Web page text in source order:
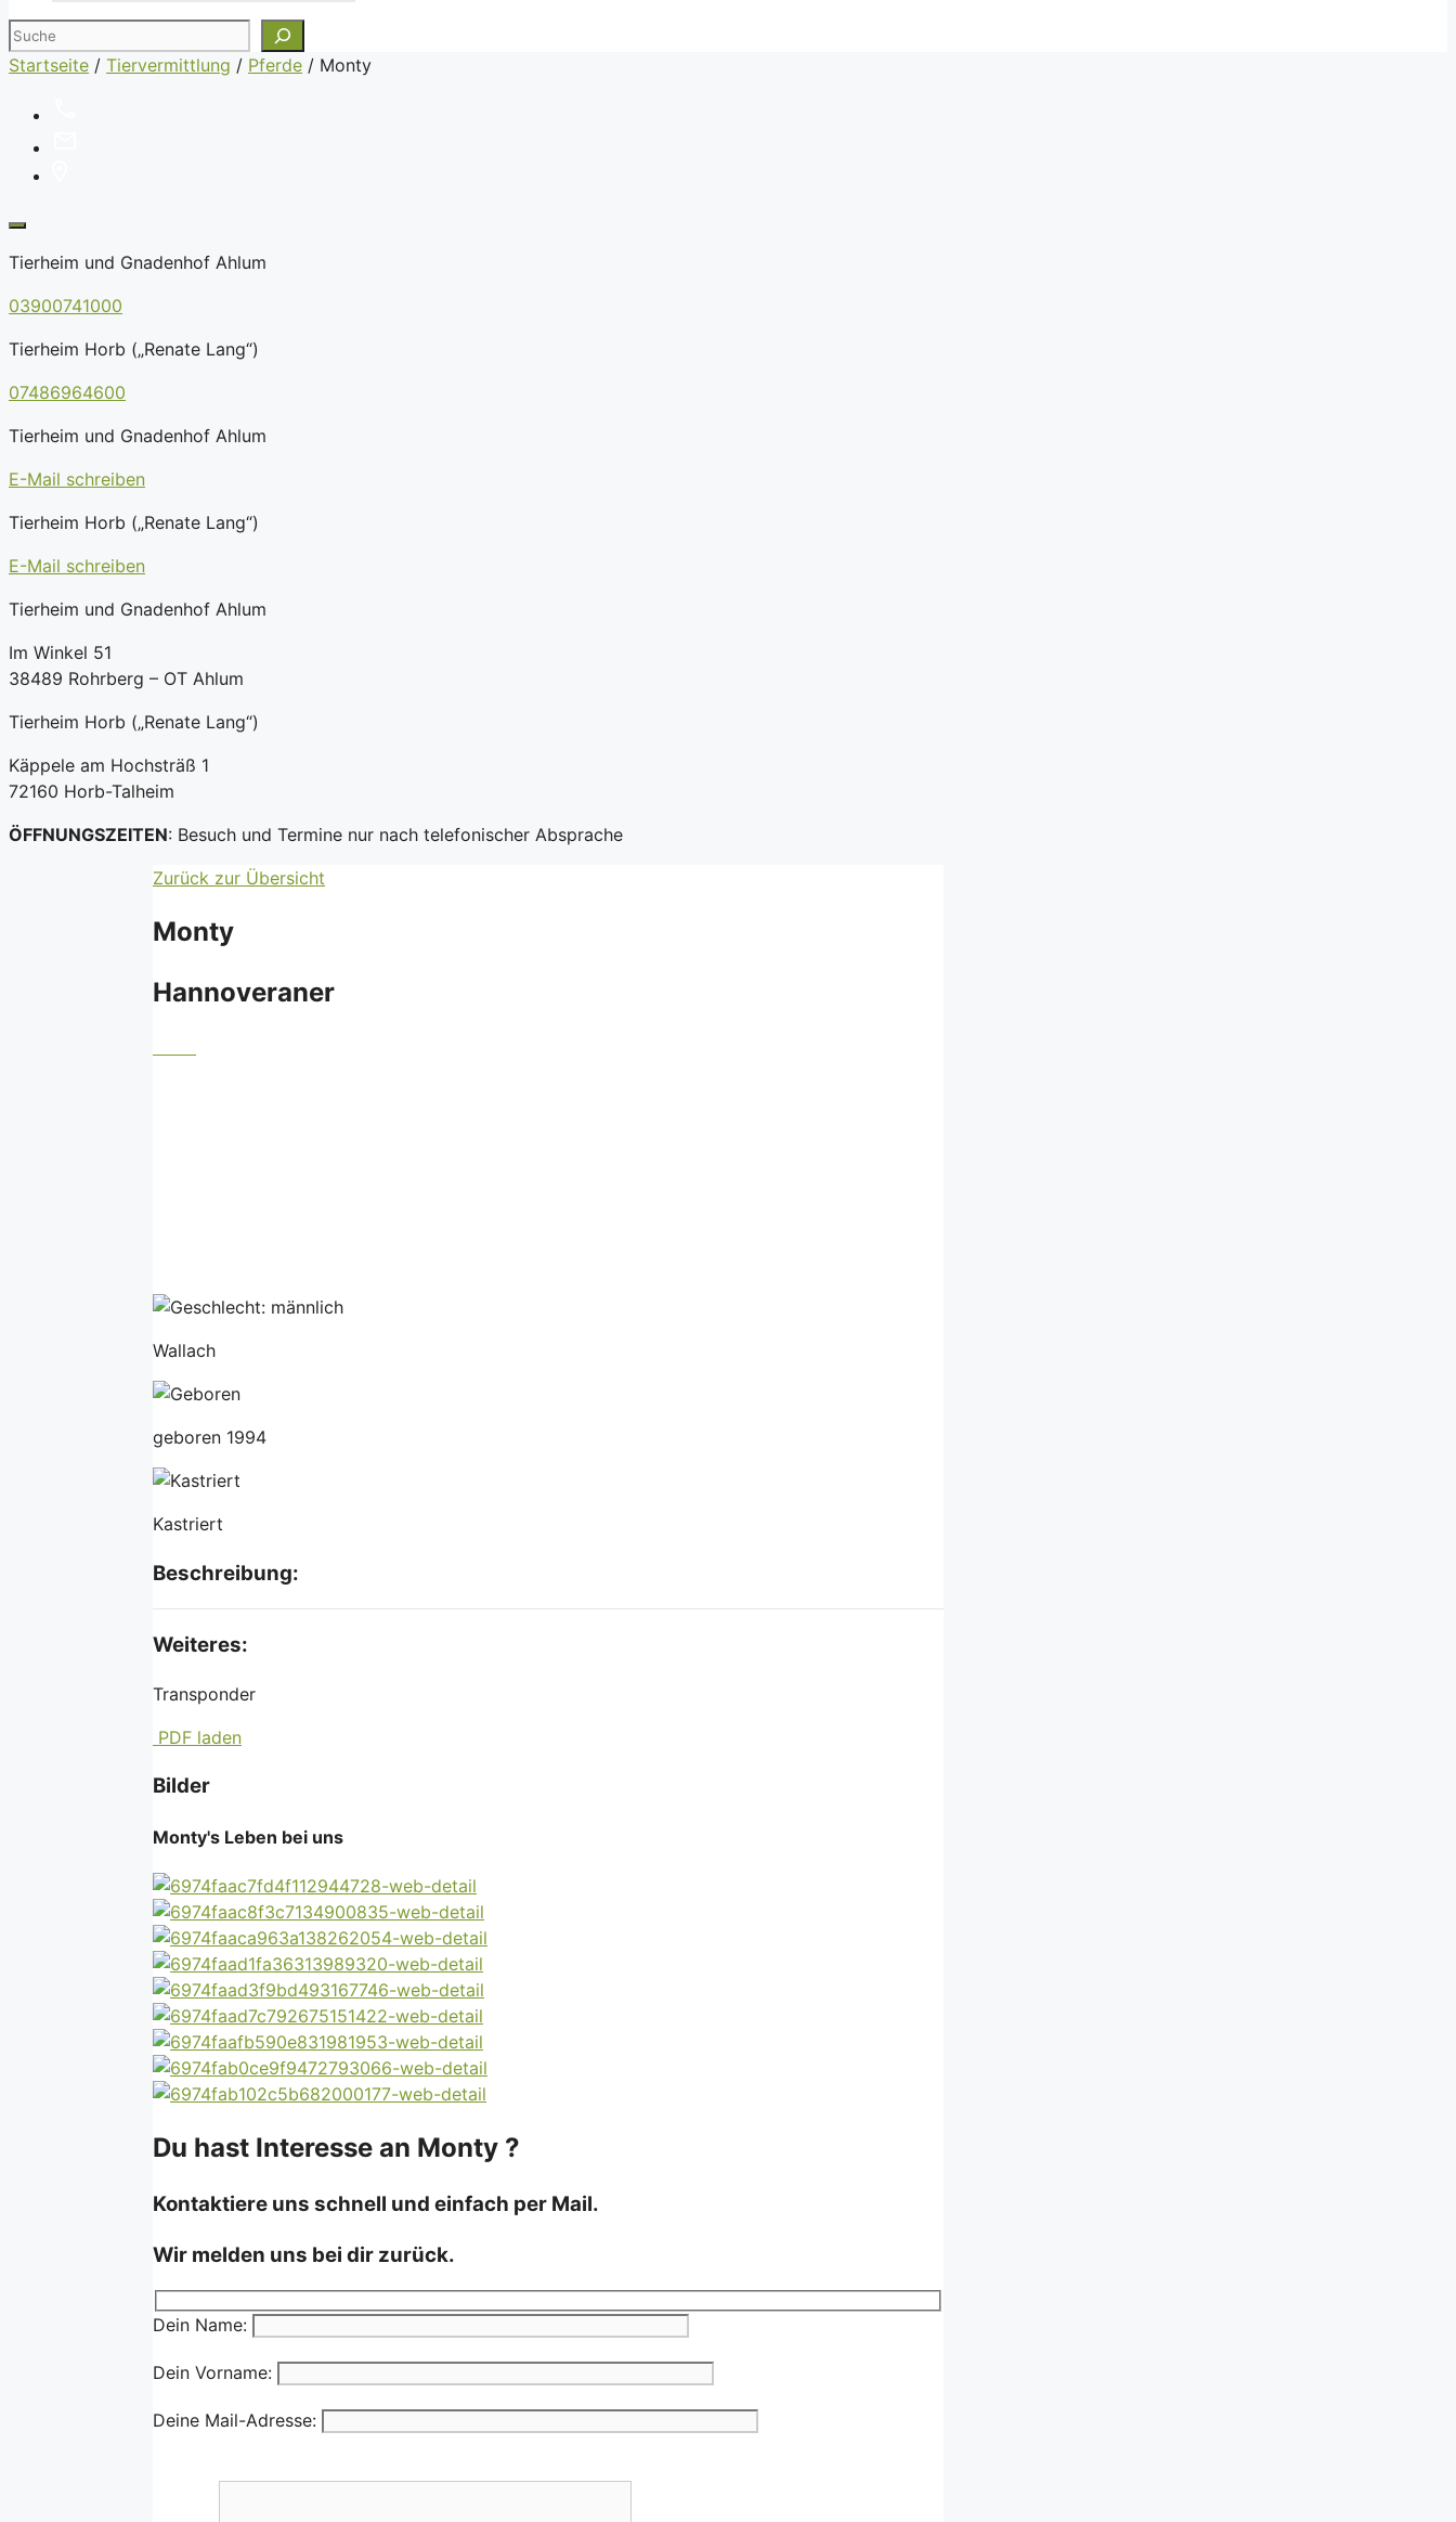
Suchen
Startseite / Tiervermittlung / Pferde / Monty
Tierheim und Gnadenhof Ahlum
03900741000
Tierheim Horb („Renate Lang“)
07486964600
Tierheim und Gnadenhof Ahlum
E-Mail schreiben
Tierheim Horb („Renate Lang“)
E-Mail schreiben
Tierheim und Gnadenhof Ahlum
Im Winkel 51
38489 Rohrberg – OT Ahlum
Tierheim Horb („Renate Lang“)
Käppele am Hochsträß 1
72160 Horb-Talheim
ÖFFNUNGSZEITEN: Besuch und Termine nur nach telefonischer Absprache
Zurück zur Übersicht
Monty
Hannoveraner
Wallach
geboren 1994
Kastriert
Beschreibung:
Weiteres:
Transponder
PDF laden
Bilder
Monty's Leben bei uns
Du hast Interesse an Monty ?
Kontaktiere uns schnell und einfach per Mail.
Wir melden uns bei dir zurück.
Dein Name:
Dein Vorname:
Deine Mail-Adresse: